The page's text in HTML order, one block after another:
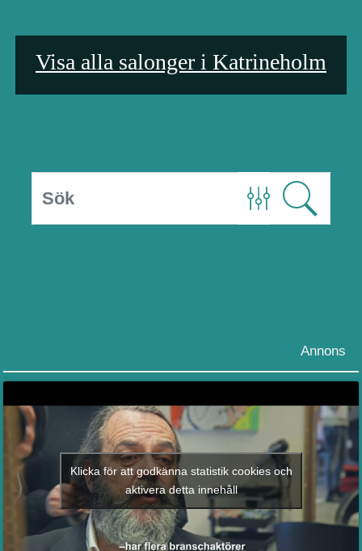
Visa alla salonger i Katrineholm
Annons
Klicka för att godkänna statistik cookies och
aktivera detta innehåll